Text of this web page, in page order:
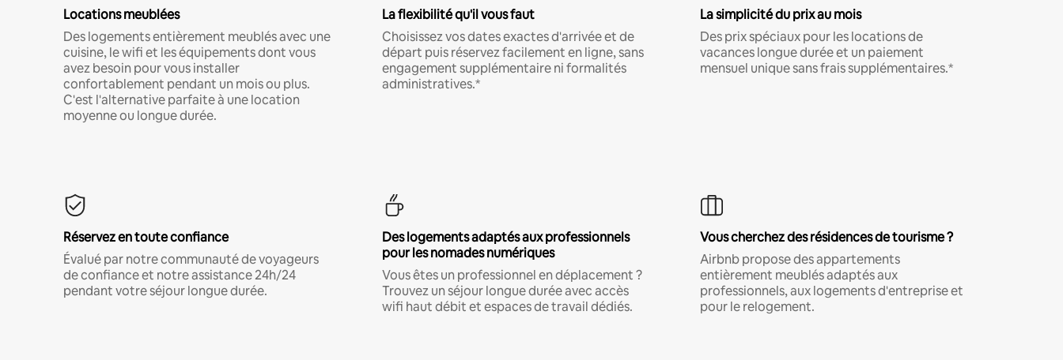
Locations meublées
Des logements entièrement meublés avec une
cuisine, le wifi et les équipements dont vous
avez besoin pour vous installer
confortablement pendant un mois ou plus.
C'est l'alternative parfaite à une location
moyenne ou longue durée.
La flexibilité qu'il vous faut
Choisissez vos dates exactes d'arrivée et de
départ puis réservez facilement en ligne, sans
engagement supplémentaire ni formalités
administratives.*
La simplicité du prix au mois
Des prix spéciaux pour les locations de
vacances longue durée et un paiement
mensuel unique sans frais supplémentaires.*
Réservez en toute confiance
Évalué par notre communauté de voyageurs
de confiance et notre assistance 24h/24
pendant votre séjour longue durée.
Des logements adaptés aux professionnels
pour les nomades numériques
Vous êtes un professionnel en déplacement ?
Trouvez un séjour longue durée avec accès
wifi haut débit et espaces de travail dédiés.
Vous cherchez des résidences de tourisme ?
Airbnb propose des appartements
entièrement meublés adaptés aux
professionnels, aux logements d'entreprise et
pour le relogement.